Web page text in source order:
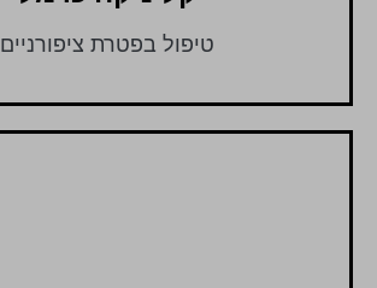
טיפול בפטרת ציפורניים